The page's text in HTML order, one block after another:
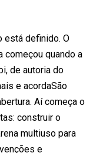
está definido. O
começou quando a
de autoria do
e acordaSão
Aí começa o
construir o
multiuso para
e